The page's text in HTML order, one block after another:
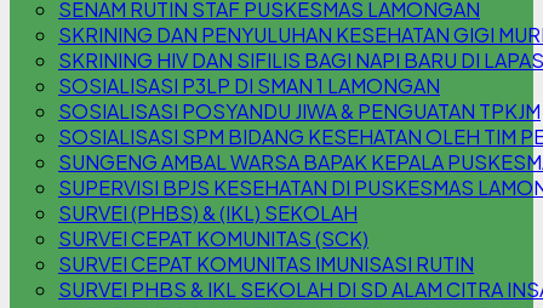
SENAM RUTIN STAF PUSKESMAS LAMONGAN
SKRINING DAN PENYULUHAN KESEHATAN GIGI
SKRINING HIV DAN SIFILIS BAGI NAPI BARU DI LAPAS
SOSIALISASI P3LP DI SMAN 1 LAMONGAN
SOSIALISASI POSYANDU JIWA & PENGUATAN TPKJM
SOSIALISASI SPM BIDANG KESEHATAN OLEH TIM
SUNGENG AMBAL WARSA BAPAK KEPALA
SUPERVISI BPJS KESEHATAN DI PUSKESMAS
SURVEI (PHBS) & (IKL) SEKOLAH
SURVEI CEPAT KOMUNITAS (SCK)
SURVEI CEPAT KOMUNITAS IMUNISASI RUTIN
SURVEI PHBS & IKL SEKOLAH DI SD ALAM CITRA